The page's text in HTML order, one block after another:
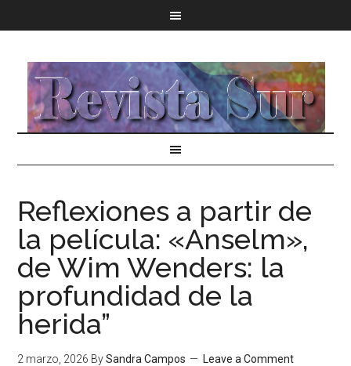
Reflexiones a partir de
la película: «Anselm»,
de Wim Wenders: la
profundidad de la
herida”
2 marzo, 2026 BySandra Campos Leave a Comment